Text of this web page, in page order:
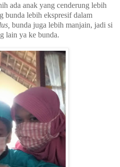
ada anak yang cenderung lebih
bunda lebih ekspresif dalam
bunda juga lebih manjain, jadi si
lain ya ke bunda.